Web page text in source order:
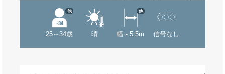
25～34歳
他
晴 幅～5.5m
他
信号なし